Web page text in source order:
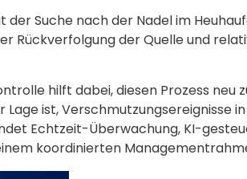
Suche nach der Nadel im
Rückverfolgung der Quelle und
hilft dabei, diesen Prozess neu
ist, Verschmutzungsereignisse in
Echtzeit-Überwachung, KI-
koordinierten